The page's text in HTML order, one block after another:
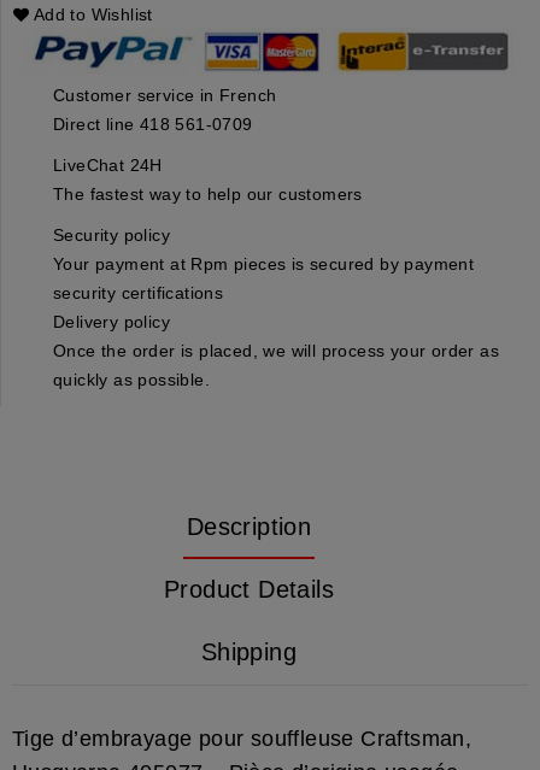
Add to Wishlist
Customer service in French
Direct line 418 561-0709
LiveChat 24H
The fastest way to help our customers
Security policy
Your payment at Rpm pieces is secured by payment
security certifications
Delivery policy
Once the order is placed, we will process your order as
quickly as possible.
Description
Product Details
Shipping
Tige d’embrayage pour souffleuse Craftsman,